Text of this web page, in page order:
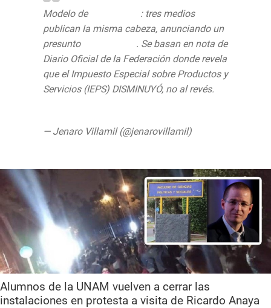
Modelo de
: tres medios
publican la misma cabeza, anunciando un
presunto
. Se basan en nota de
Diario Oficial de la Federación donde revela
que el Impuesto Especial sobre Productos y
Servicios (IEPS) DISMINUYÓ, no al revés.
— Jenaro Villamil (@jenarovillamil)
Alumnos de la UNAM vuelven a cerrar las
instalaciones en protesta a visita de Ricardo Anaya